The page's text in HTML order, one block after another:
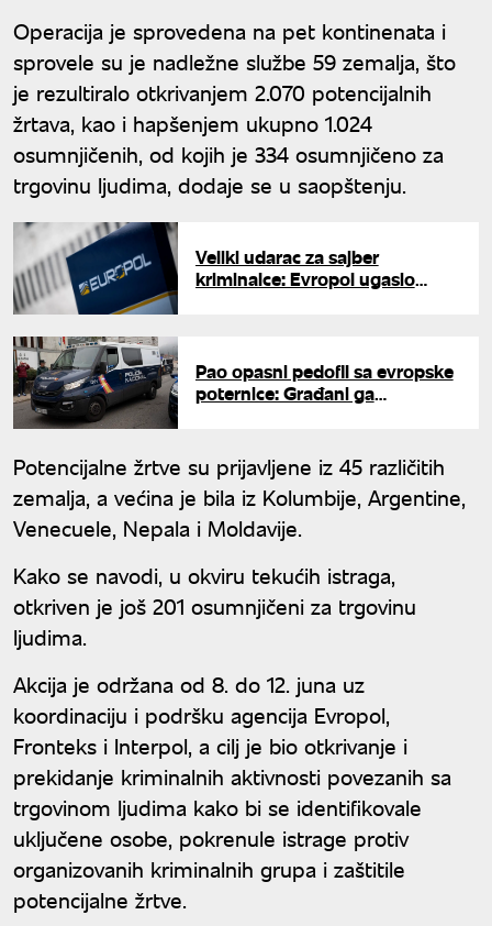
Operacija je sprovedena na pet kontinenata i
sprovele su je nadležne službe 59 zemalja, što
je rezultiralo otkrivanjem 2.070 potencijalnih
žrtava, kao i hapšenjem ukupno 1.024
osumnjičenih, od kojih je 334 osumnjičeno za
trgovinu ljudima, dodaje se u saopštenju.
Veliki udarac za sajber
kriminalce: Evropol ugasio
Pao opasni pedofil sa evropske
poternice: Građani ga
Potencijalne žrtve su prijavljene iz 45 različitih
zemalja, a većina je bila iz Kolumbije, Argentine,
Venecuele, Nepala i Moldavije.
Kako se navodi, u okviru tekućih istraga,
otkriven je još 201 osumnjičeni za trgovinu
ljudima.
Akcija je održana od 8. do 12. juna uz
koordinaciju i podršku agencija Evropol,
Fronteks i Interpol, a cilj je bio otkrivanje i
prekidanje kriminalnih aktivnosti povezanih sa
trgovinom ljudima kako bi se identifikovale
uključene osobe, pokrenule istrage protiv
organizovanih kriminalnih grupa i zaštitile
potencijalne žrtve.